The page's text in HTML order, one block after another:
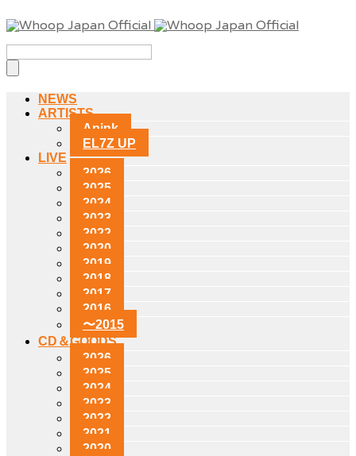
NEWS
ARTISTS
Apink
EL7Z UP
LIVE
2026
2025
2024
2023
2022
2020
2019
2018
2017
2016
〜2015
CD＆GOODS
2026
2025
2024
2023
2022
2021
2020